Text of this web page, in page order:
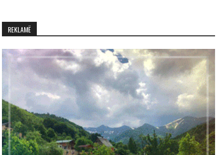
REKLAMË